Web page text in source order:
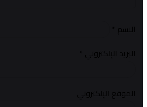
الاسم *
البريد الإلكتروني *
الموقع الإلكتروني